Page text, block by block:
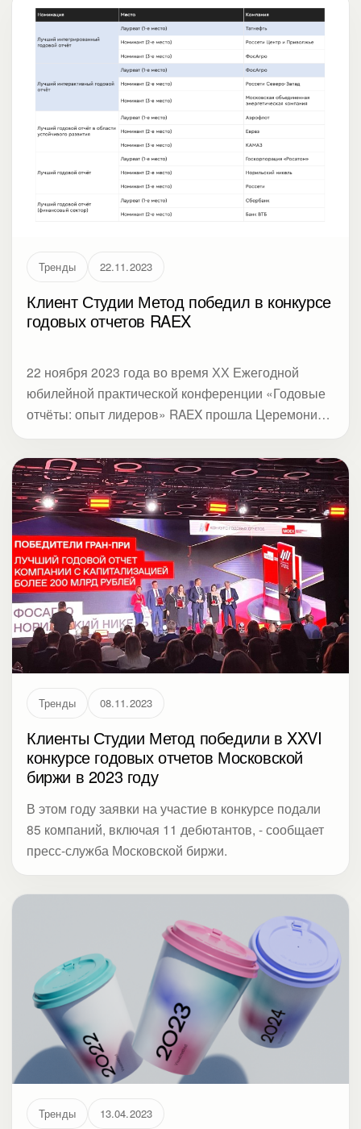
Тренды 22.11.2023
Клиент Студии Метод победил в конкурсе
годовых отчетов RAEX
22 ноября 2023 года во время ХХ Ежегодной
юбилейной практической конференции «Годовые
отчёты: опыт лидеров» RAEX прошла Церемония
«Лучший годовой отчёт за 2022 год».
Тренды 08.11.2023
Клиенты Студии Метод победили в XXVI
конкурсе годовых отчетов Московской
биржи в 2023 году
В этом году заявки на участие в конкурсе подали
85 компаний, включая 11 дебютантов, - сообщает
пресс-служба Московской биржи.
Тренды 13.04.2023